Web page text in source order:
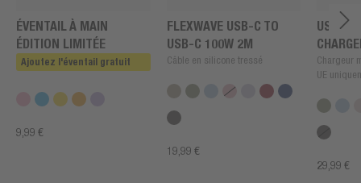
ÉVENTAIL À MAIN
ÉDITION LIMITÉE
Ajoutez l'éventail gratuit
9,99 €
FLEXWAVE USB-C TO
USB-C 100W 2M
Câble en silicone tressé
19,99 €
USB +
Chargeur
UE
29,99 €